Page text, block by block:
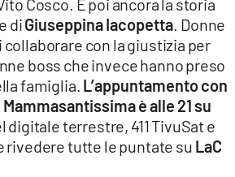
diGiuseppina Iacopetta . Donne
con la giustizia per
boss che invece hanno preso
famiglia. L’appuntamento con
è alle 21 su
digitale terrestre, 411 TivuSat e
rivedere tutte le puntate su LaC